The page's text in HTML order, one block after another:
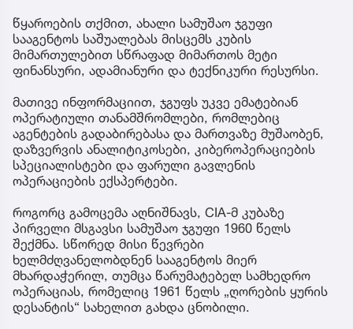
წყაროების თქმით, ახალი სამუშაო ჯგუფი
სააგენტოს საშუალებას მისცემს კუბის
მიმართულებით სწრაფად მიმართოს მეტი
ფინანსური, ადამიანური და ტექნიკური რესურსი.
მათივე ინფორმაციით, ჯგუფს უკვე ემატებიან
ოპერატიული თანამშრომლები, რომლებიც
აგენტების გადაბირებასა და მართვაზე მუშაობენ,
დაზვერვის ანალიტიკოსები, კიბეროპერაციების
სპეციალისტები და ფარული გავლენის
ოპერაციების ექსპერტები.
როგორც გამოცემა აღნიშნავს, CIA-მ კუბაზე
პირველი მსგავსი სამუშაო ჯგუფი 1960 წელს
შექმნა. სწორედ მისი წევრები
ხელმძღვანელობდნენ სააგენტოს მიერ
მხარდაჭერილ, თუმცა წარუმატებელ სამხედრო
ოპერაციას, რომელიც 1961 წელს „ღორების ყურის
დესანტის“ სახელით გახდა ცნობილი.